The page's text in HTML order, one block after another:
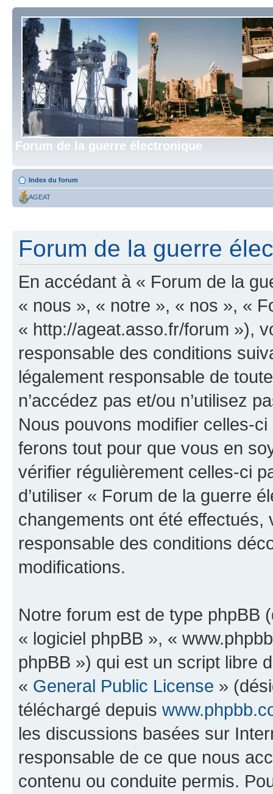
Forum de la guerre électronique
Index du forum
AGEAT
Forum de la guerre
En accédant à « Forum de la
« nous », « notre », « nos », «
« http://ageat.asso.fr/forum »),
responsable des conditions
légalement responsable de
n’accédez pas et/ou n’utilisez
Nous pouvons modifier celles-
ferons tout pour que vous en
vérifier régulièrement celles-ci
d’utiliser « Forum de la guerre
changements ont été effectués,
responsable des conditions
modifications.
Notre forum est de type phpBB
« logiciel phpBB », «
phpBB ») qui est un script libre
« General Public License »
téléchargé depuis
les discussions basées sur
responsable de ce que nous
contenu ou conduite permis.